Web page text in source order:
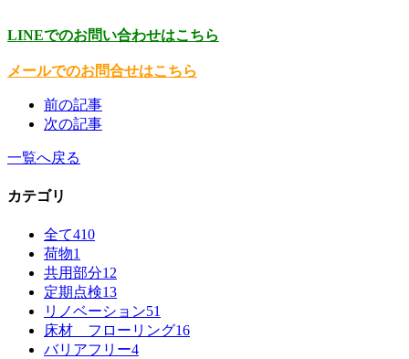
LINEでのお問い合わせはこちら
メールでのお問合せはこちら
前の記事
次の記事
一覧へ戻る
カテゴリ
全て410
荷物1
共用部分12
定期点検13
リノベーション51
床材 フローリング16
バリアフリー4